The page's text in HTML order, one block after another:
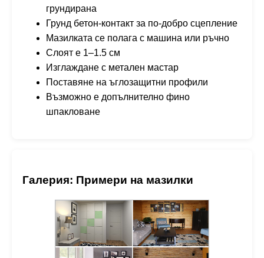
грундирана
Грунд бетон-контакт за по-добро сцепление
Мазилката се полага с машина или ръчно
Слоят е 1–1.5 см
Изглаждане с метален мастар
Поставяне на ъглозащитни профили
Възможно е допълнително фино
шпакловане
Галерия: Примери на мазилки